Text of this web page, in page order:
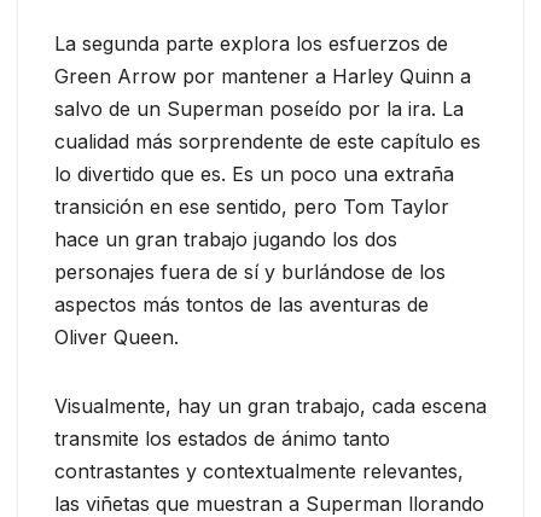
La segunda parte explora los esfuerzos de
Green Arrow por mantener a Harley Quinn a
salvo de un Superman poseído por la ira. La
cualidad más sorprendente de este capítulo es
lo divertido que es. Es un poco una extraña
transición en ese sentido, pero Tom Taylor
hace un gran trabajo jugando los dos
personajes fuera de sí y burlándose de los
aspectos más tontos de las aventuras de
Oliver Queen.
Visualmente, hay un gran trabajo, cada escena
transmite los estados de ánimo tanto
contrastantes y contextualmente relevantes,
las viñetas que muestran a Superman llorando